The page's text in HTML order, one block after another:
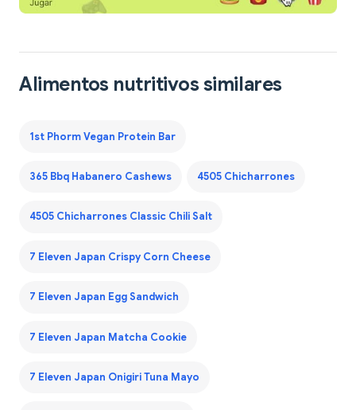
Alimentos nutritivos similares
1st Phorm Vegan Protein Bar
365 Bbq Habanero Cashews 4505 Chicharrones
4505 Chicharrones Classic Chili Salt
7 Eleven Japan Crispy Corn Cheese
7 Eleven Japan Egg Sandwich
7 Eleven Japan Matcha Cookie
7 Eleven Japan Onigiri Tuna Mayo